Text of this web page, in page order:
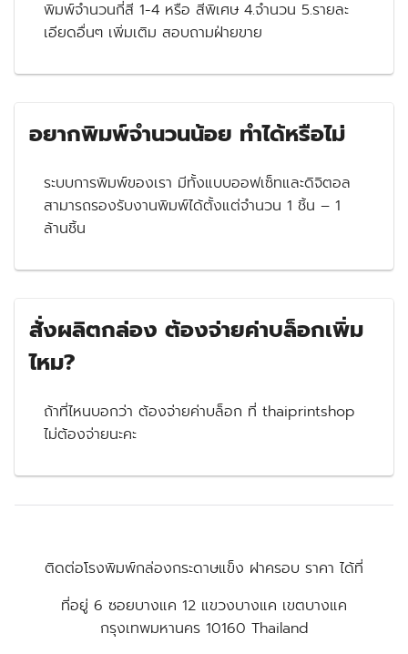
พิมพ์จำนวนกี่สี 1-4 หรือ สีพิเศษ 4.จำนวน 5.รายละ
เอียดอื่นๆ เพิ่มเติม สอบถามฝ่ายขาย
อยากพิมพ์จำนวนน้อย ทำได้หรือไม่
ระบบการพิมพ์ของเรา มีทั้งแบบออฟเซ็ทและดิจิตอล
สามารถรองรับงานพิมพ์ได้ตั้งแต่จำนวน 1 ชิ้น – 1
ล้านชิ้น
สั่งผลิตกล่อง ต้องจ่ายค่าบล็อกเพิ่ม
ไหม?
ถ้าที่ไหนบอกว่า ต้องจ่ายค่าบล็อก ที่ thaiprintshop
ไม่ต้องจ่ายนะคะ
ติดต่อโรงพิมพ์กล่องกระดาษแข็ง ฝาครอบ ราคา ได้ที่
ที่อยู่ 6 ซอยบางแค 12 แขวงบางแค เขตบางแค
กรุงเทพมหานคร 10160 Thailand